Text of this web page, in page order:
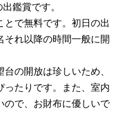
鑑賞です。
とで無料です。初日の出
それ以降の時間一般に開
の開放は珍しいため、
ったりです。また、室内
ので、お財布に優しいで